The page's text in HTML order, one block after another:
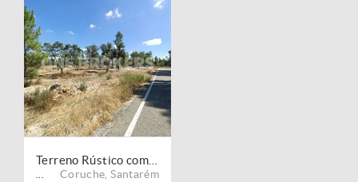
Coruche ,Santarém